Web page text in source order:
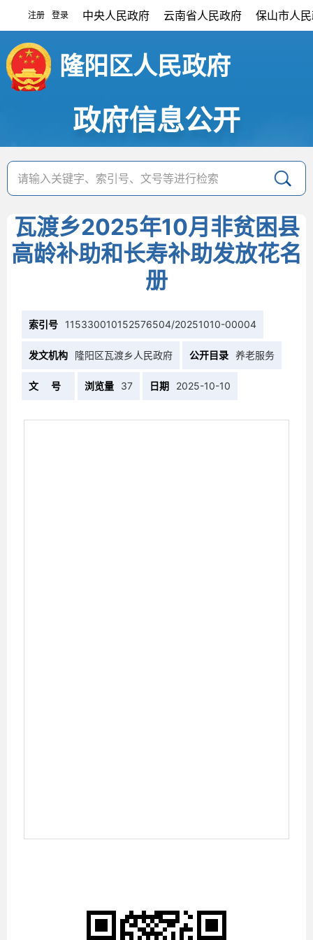
注册 登录 中央人民政府 云南省人民政府 保山市人
隆阳区人民政府
政府信息公开
瓦渡乡2025年10月非贫困县
高龄补助和长寿补助发放花名
册
索引号 115330010152576504/20251010-00004
发文机构 隆阳区瓦渡乡人民政府 公开目录 养老服务
文 号 浏览量 37 日期 2025-10-10